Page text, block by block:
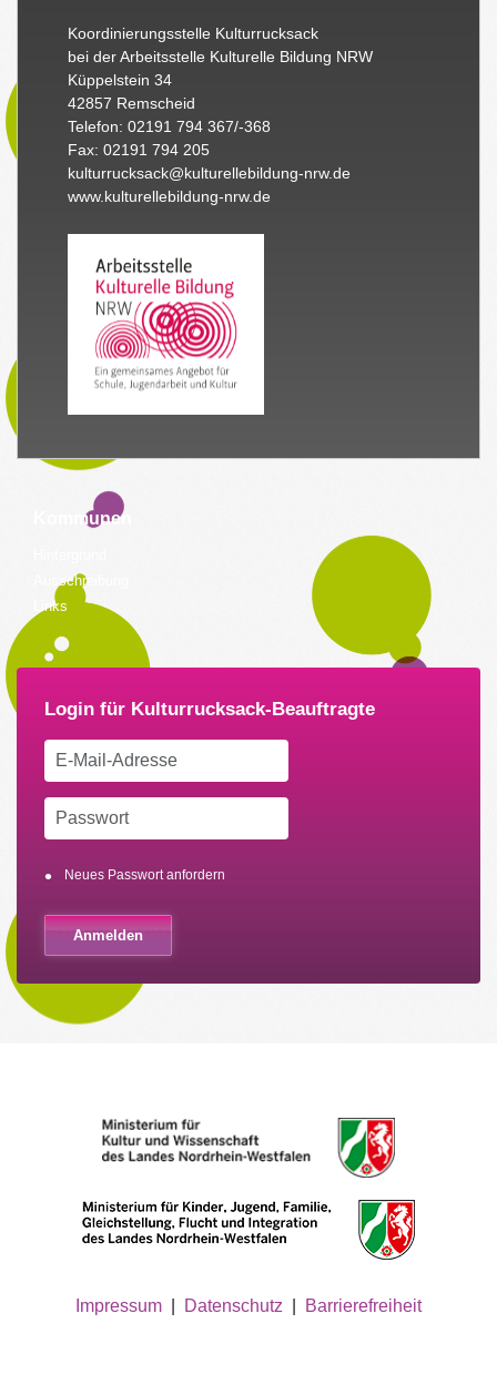
Koordinierungsstelle Kulturrucksack
bei der Arbeitsstelle Kulturelle Bildung NRW
Küppelstein 34
42857 Remscheid
Telefon: 02191 794 367/-368
Fax: 02191 794 205
kulturrucksack@kulturellebildung-nrw.de
www.kulturellebildung-nrw.de
Kommunen
Ausschreibung
Links
Neues Passwort anfordern
Impressum Datenschutz Barrierefreiheit